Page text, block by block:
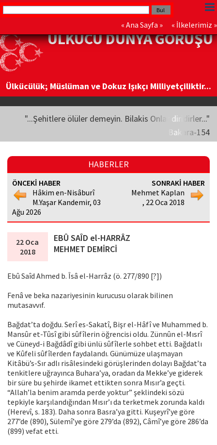
« Ana Sayfa » « İlkelerimiz »
ÜLKÜCÜ DÜNYA GÖRÜŞÜ
Ülkücülük; Müslüman ve Dokuz Işıkçı Milliyetçiliktir...
"...Şehitlere ölüler demeyin. Bilakis Onlar diridirler..."
Bakara-154
HABERLER
ÖNCEKİ HABER
Hâkim en-Nisâburî
M.Yaşar Kandemir, 03
Ağu 2026
SONRAKİ HABER
Mehmet Kaplan
, 22 Oca 2018
22 Oca
2018
EBÛ SAÎD el-HARRÂZ
MEHMET DEMİRCİ
Ebû Saîd Ahmed b. Îsâ el-Harrâz (ö. 277/890 [?])
Fenâ ve beka nazariyesinin kurucusu olarak bilinen
mutasavvıf.
Bağdat’ta doğdu. Serî es-Sakatî, Bişr el-Hâfî ve Muhammed b.
Mansûr et-Tûsî gibi sûfîlerin öğrencisi oldu. Zünnûn el-Mısrî
ve Cüneyd-i Bağdâdî gibi ünlü sûfîlerle sohbet etti. Bağdatlı
ve Kûfeli sûfîlerden faydalandı. Günümüze ulaşmayan
Kitâbü’s-Sır adlı risâlesindeki görüşlerinden dolayı Bağdat’ta
tenkitlere uğrayınca Buhara’ya, oradan da Mekke’ye giderek
bir süre bu şehirde ikamet ettikten sonra Mısır’a geçti.
“Allah’la benim aramda perde yoktur” şeklindeki sözü
tepkiyle karşılandığından Mısır’ı da terketmek zorunda kaldı
(Herevî, s. 183). Daha sonra Basra’ya gitti. Kuşeyrî’ye göre
277’de (890), Sülemî’ye göre 279’da (892), Câmî’ye göre 286’da
(899) vefat etti.